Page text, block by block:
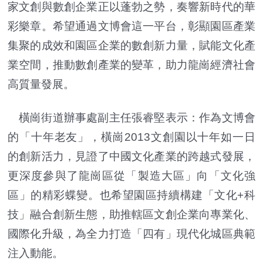
家文創與數創企業正以蓬勃之勢，奏響新時代的華
彩樂章。希望通過文博會這一平台，彰顯園區產業
集聚的成效和園區企業的數創新力量，賦能文化產
業空間，推動數創產業的變革，助力龍崗經濟社會
高質量發展。
橫崗街道辦事處副主任張睿堅表示：作為文博會
的「十年老友」，橫崗2013文創園以十年如一日
的創新活力，見證了中國文化產業的跨越式發展，
更深度參與了龍崗區從「製造大區」向「文化強
區」的精彩蝶變。也希望園區持續構建「文化+科
技」融合創新生態，助推轄區文創企業向專業化、
國際化升級，為全力打造「四有」現代化城區典範
注入動能。